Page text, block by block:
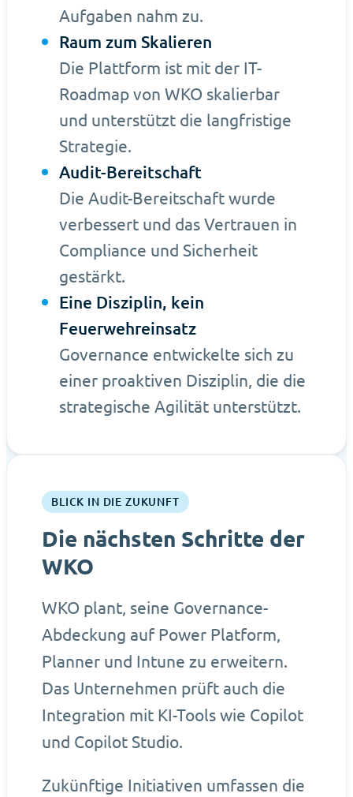
Aufgaben nahm zu.
Raum zum Skalieren
Die Plattform ist mit der IT-
Roadmap von WKO skalierbar
und unterstützt die langfristige
Strategie.
Audit-Bereitschaft
Die Audit-Bereitschaft wurde
verbessert und das Vertrauen in
Compliance und Sicherheit
gestärkt.
Eine Disziplin, kein
Feuerwehreinsatz
Governance entwickelte sich zu
einer proaktiven Disziplin, die die
strategische Agilität unterstützt.
BLICK IN DIE ZUKUNFT
Die nächsten Schritte der
WKO
WKO plant, seine Governance-
Abdeckung auf Power Platform,
Planner und Intune zu erweitern.
Das Unternehmen prüft auch die
Integration mit KI-Tools wie Copilot
und Copilot Studio.
Zukünftige Initiativen umfassen die